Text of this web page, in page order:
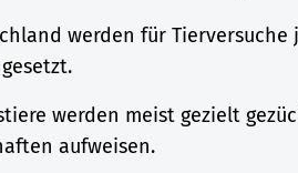
werden für Tierversuche
werden meist gezielt
aufweisen.